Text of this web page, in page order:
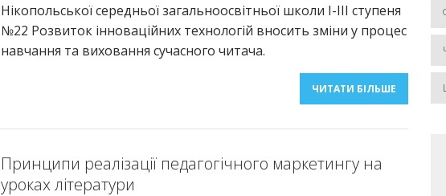
Нікопольської середньої загальноосвітньої школи І-ІІІ ступеня
№22 Розвиток інноваційних технологій вносить зміни у процес
навчання та виховання сучасного читача.
ЧИТАТИ БІЛЬШЕ
Принципи реалізації педагогічного маркетингу на
уроках літератури